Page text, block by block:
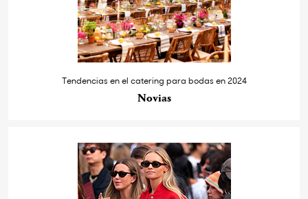
Tendencias en el catering para bodas en 2024
Novias